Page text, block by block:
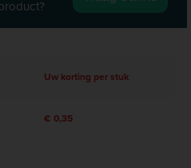
Uw korting per stuk
€ 0,35